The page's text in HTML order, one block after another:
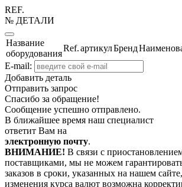
REF.
№ ДЕТАЛИ
Название
оборудования
Ref.артикулБренд
E-mail:
Добавить деталь
Отправить запрос
Спасибо за обращение!
Сообщение успешно отправлено.
В ближайшее время наш специалист
ответит Вам на
электронную почту.
ВНИМАНИЕ! В связи с
поставщиками, мы не можем
заказов в сроки, указанных на нашем
изменения курса валют возможна